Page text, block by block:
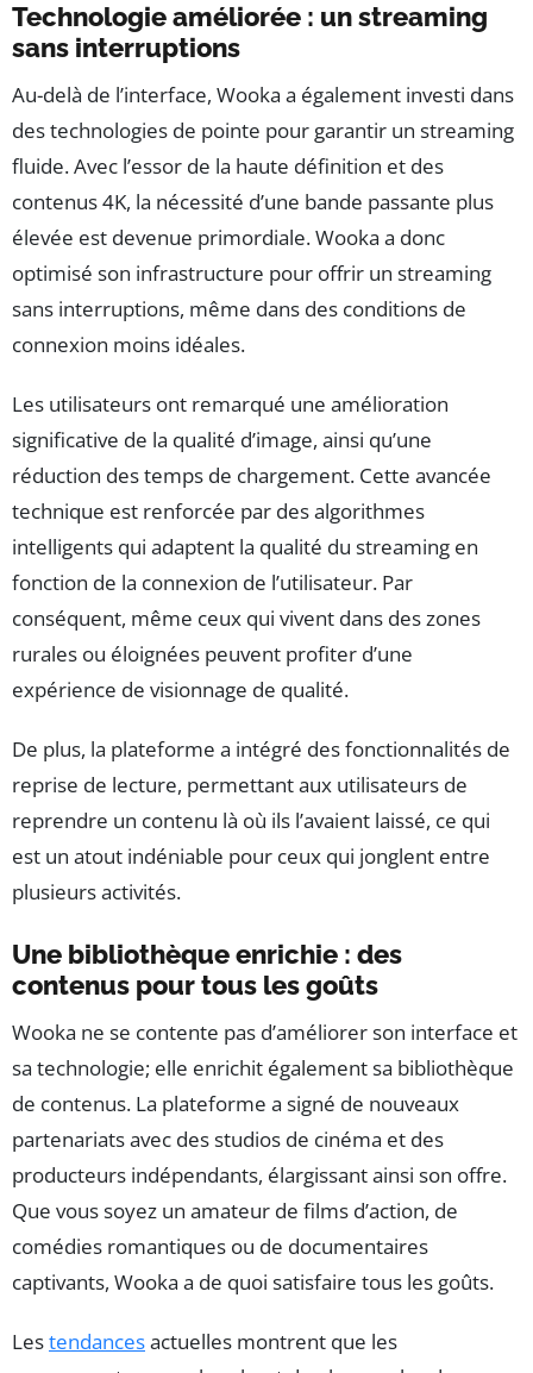
Technologie améliorée : un streaming
sans interruptions
Au-delà de l’interface, Wooka a également investi dans
des technologies de pointe pour garantir un streaming
fluide. Avec l’essor de la haute définition et des
contenus 4K, la nécessité d’une bande passante plus
élevée est devenue primordiale. Wooka a donc
optimisé son infrastructure pour offrir un streaming
sans interruptions, même dans des conditions de
connexion moins idéales.
Les utilisateurs ont remarqué une amélioration
significative de la qualité d’image, ainsi qu’une
réduction des temps de chargement. Cette avancée
technique est renforcée par des algorithmes
intelligents qui adaptent la qualité du streaming en
fonction de la connexion de l’utilisateur. Par
conséquent, même ceux qui vivent dans des zones
rurales ou éloignées peuvent profiter d’une
expérience de visionnage de qualité.
De plus, la plateforme a intégré des fonctionnalités de
reprise de lecture, permettant aux utilisateurs de
reprendre un contenu là où ils l’avaient laissé, ce qui
est un atout indéniable pour ceux qui jonglent entre
plusieurs activités.
Une bibliothèque enrichie : des
contenus pour tous les goûts
Wooka ne se contente pas d’améliorer son interface et
sa technologie; elle enrichit également sa bibliothèque
de contenus. La plateforme a signé de nouveaux
partenariats avec des studios de cinéma et des
producteurs indépendants, élargissant ainsi son offre.
Que vous soyez un amateur de films d’action, de
comédies romantiques ou de documentaires
captivants, Wooka a de quoi satisfaire tous les goûts.
Lestendancesactuelles montrent que les